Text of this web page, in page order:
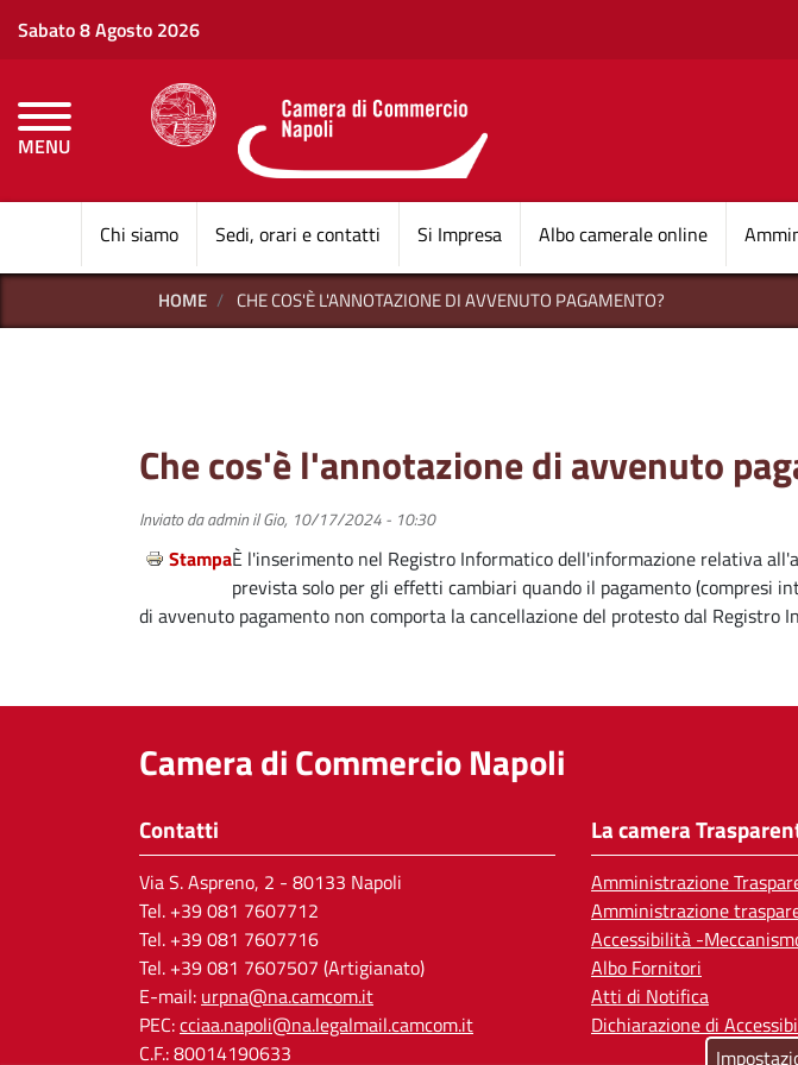
Sabato 8 Agosto 2026
MENU
CAMERE DI COMMERCIO D'ITALIA
Chi siamo Sedi, orari e contatti Si Impresa Albo camerale online
HOME CHE COS'È L'ANNOTAZIONE DI AVVENUTO PAGAMENTO?
Che cos'è l'annotazione di avvenuto
Inviato daadminilGio, 10/17/2024 - 10:30
StampaÈ l'inserimento nel Registro Informatico dell'informazione relativa
prevista solo per gli effetti cambiari quando il pagamento (compresi
di avvenuto pagamento non comporta la cancellazione del protesto dal Registro
Camera di Commercio Napoli
Contatti
Via S. Aspreno, 2 - 80133 Napoli
Tel. +39 081 7607712
Tel. +39 081 7607716
Tel. +39 081 7607507 (Artigianato)
E-mail: urpna@na.camcom.it
PEC:cciaa.napoli@na.legalmail.camcom.it
C.F.: 80014190633
La camera
Amministrazione
Amministrazione
Accessibilità -
Albo Fornitori
Atti di Notifica
Dichiarazione di